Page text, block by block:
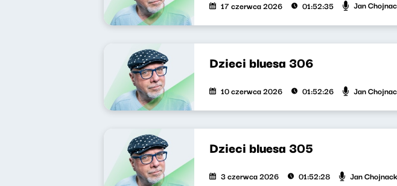
17 czerwca 2026 01:52:35 Jan
Dzieci bluesa 306
10 czerwca 2026 01:52:26 Jan
Dzieci bluesa 305
3 czerwca 2026 01:52:28 Jan